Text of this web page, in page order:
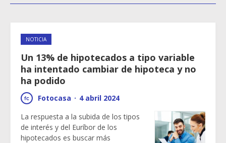
NOTICIA
Un 13% de hipotecados a tipo variable
ha intentado cambiar de hipoteca y no
ha podido
Fotocasa · 4 abril 2024
La respuesta a la subida de los tipos
de interés y del Euríbor de los
hipotecados es buscar más